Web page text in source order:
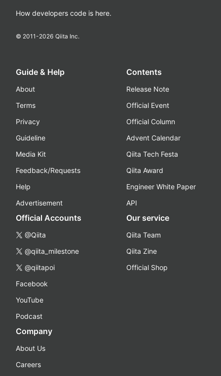
How developers code is here.
© 2011-2026 Qiita Inc.
Guide & Help
About
Terms
Privacy
Guideline
Media Kit
Feedback/Requests
Help
Advertisement
Contents
Release Note
Official Event
Official Column
Advent Calendar
Qiita Tech Festa
Qiita Award
Engineer White Paper
API
Official Accounts
@Qiita
@qiita_milestone
@qiitapoi
Facebook
YouTube
Podcast
Our service
Qiita Team
Qiita Zine
Official Shop
Company
About Us
Careers